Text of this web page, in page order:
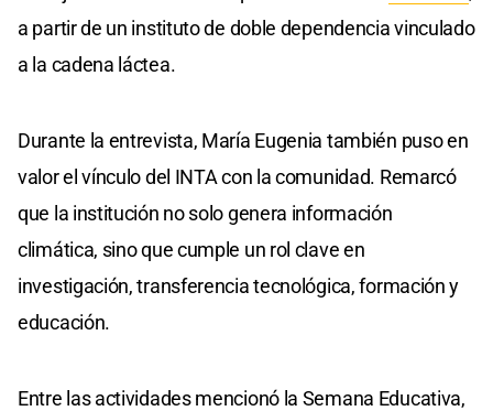
a partir de un instituto de doble dependencia vinculado
a la cadena láctea.
Durante la entrevista, María Eugenia también puso en
valor el vínculo del INTA con la comunidad. Remarcó
que la institución no solo genera información
climática, sino que cumple un rol clave en
investigación, transferencia tecnológica, formación y
educación.
Entre las actividades mencionó la Semana Educativa,